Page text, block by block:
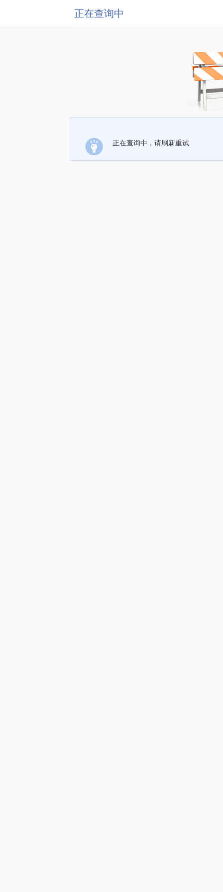
正在查询中
正在查询中，请刷新重试